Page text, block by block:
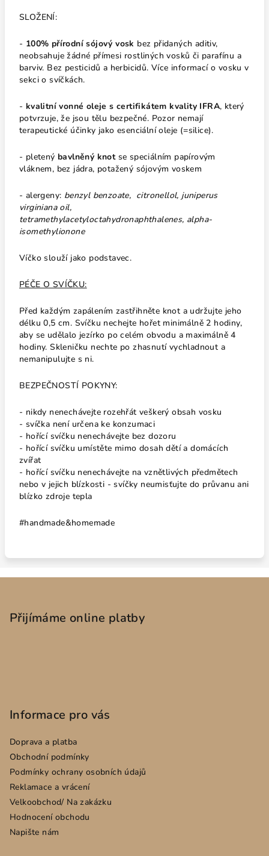
SLOŽENÍ:
- 100% přírodní sójový vosk bez přidaných aditiv,
neobsahuje žádné přímesi rostliných vosků či parafínu a
barviv. Bez pesticidů a herbicidů. Více informací o vosku v
sekci o svíčkách.
- kvalitní vonné oleje s certifikátem kvality IFRA, který
potvrzuje, že jsou tělu bezpečné. Pozor nemají
terapeutické účinky jako esenciální oleje (=silice).
- pletený bavlněný knotse speciálním papírovým
vláknem, bez jádra, potažený sójovým voskem
- alergeny: benzyl benzoate, citronellol, juniperus
virginiana oil,
tetramethylacetyloctahydronaphthalenes, alpha-
isomethylionone
Víčko slouží jako podstavec.
PÉČE O SVÍČKU:
Před každým zapálením zastřihněte knot a udržujte jeho
délku 0,5 cm. Svíčku nechejte hořet minimálně 2 hodiny,
aby se udělalo jezírko po celém obvodu a maximálně 4
hodiny. Skleničku nechte po zhasnutí vychladnout a
nemanipulujte s ni.
BEZPEČNOSTÍ POKYNY:
- nikdy nenechávejte rozehřát veškerý obsah vosku
- svíčka není určena ke konzumaci
- hořící svíčku nenechávejte bez dozoru
- hořící svíčku umístěte mimo dosah dětí a domácích
zvířat
- hořící svíčku nenechávejte na vznětlivých předmětech
nebo v jejich blízkosti - svíčky neumisťujte do průvanu ani
blízko zdroje tepla
#handmade&homemade
Přijímáme online platby
Informace pro vás
Doprava a platba
Obchodní podmínky
Podmínky ochrany osobních údajů
Reklamace a vrácení
Velkoobchod/ Na zakázku
Hodnocení obchodu
Napište nám